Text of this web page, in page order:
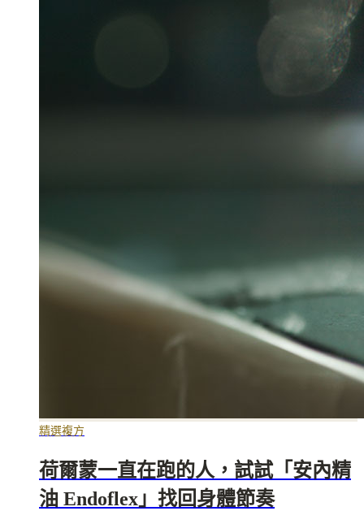
精選複方
荷爾蒙一直在跑的人，試試「安內精
油 Endoflex」找回身體節奏